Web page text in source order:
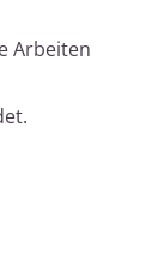
Arbeiten